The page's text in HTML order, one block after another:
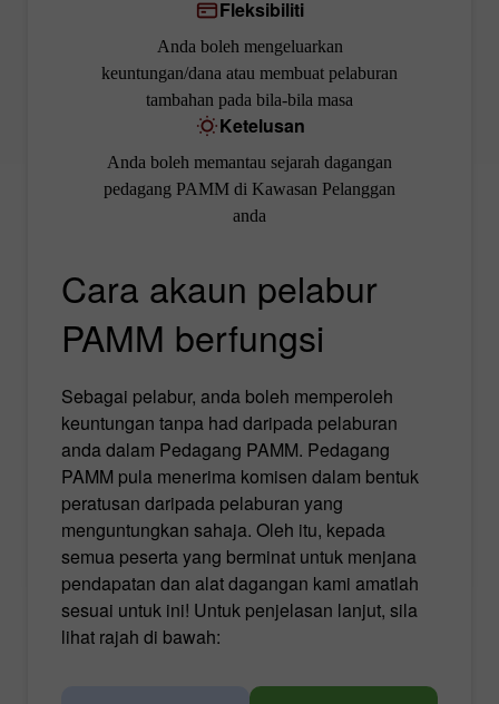
Fleksibiliti
Anda boleh mengeluarkan
keuntungan/dana atau membuat pelaburan
tambahan pada bila-bila masa
Ketelusan
Anda boleh memantau sejarah dagangan
pedagang PAMM di Kawasan Pelanggan
anda
Cara akaun pelabur
PAMM berfungsi
Sebagai pelabur, anda boleh memperoleh
keuntungan tanpa had daripada pelaburan
anda dalam Pedagang PAMM. Pedagang
PAMM pula menerima komisen dalam bentuk
peratusan daripada pelaburan yang
menguntungkan sahaja. Oleh itu, kepada
semua peserta yang berminat untuk menjana
pendapatan dan alat dagangan kami amatlah
sesuai untuk ini! Untuk penjelasan lanjut, sila
lihat rajah di bawah: